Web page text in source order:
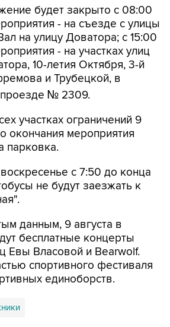
будет закрыто с 08:00
- на съезде с улицы
на улицу Доватора; с 15:00
- на участках улиц
10-летия Октября, 3-й
и Трубецкой, в
№ 2309.
участках ограничений 9
окончания мероприятия
парковка.
с 7:50 до конца
не будут заезжать к
данным, 9 августа в
бесплатные концерты
Евы Власовой и Bearwolf.
спортивного фестиваля
единоборств.